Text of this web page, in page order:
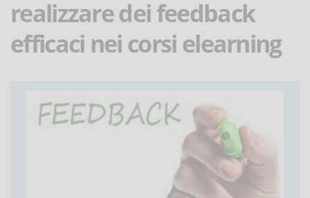
realizzare dei feedback
efficaci nei corsi elearning